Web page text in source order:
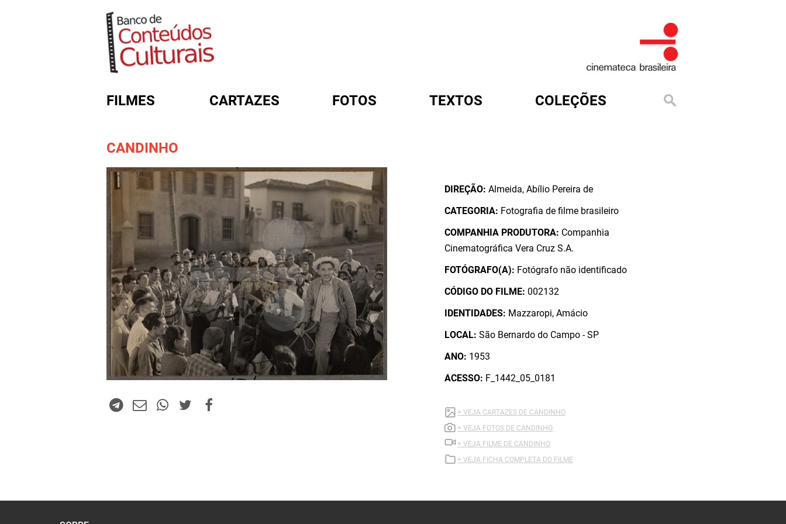
FILMES CARTAZES FOTOS TEXTOS COLEÇÕES
CANDINHO
DIREÇÃO:Almeida, Abílio Pereira de
CATEGORIA: Fotografia de filme brasileiro
COMPANHIA PRODUTORA: Companhia
Cinematográfica Vera Cruz S.A.
FOTÓGRAFO(A): Fotógrafo não identificado
CÓDIGO DO FILME:002132
IDENTIDADES: Mazzaropi, Amácio
LOCAL:São Bernardo do Campo - SP
ANO: 1953
ACESSO: F_1442_05_0181
+ VEJA CARTAZES DE CANDINHO
+ VEJA FOTOS DE CANDINHO
+ VEJA FILME DE CANDINHO
+ VEJA FICHA COMPLETA DO FILME